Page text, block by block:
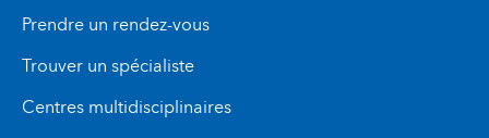
Prendre un rendez-vous
Trouver un spécialiste
Centres multidisciplinaires